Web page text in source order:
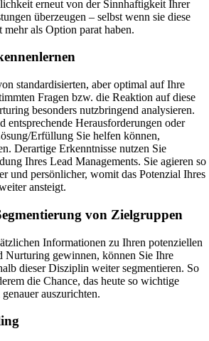
erneut von der Sinnhaftigkeit Ihrer
überzeugen – selbst wenn sie diese
als Option parat haben.
standardisierten, aber optimal auf Ihre
Fragen bzw. die Reaktion auf diese
besonders nutzbringend analysieren.
entsprechende Herausforderungen oder
Erfüllung Sie helfen können,
Derartige Erkenntnisse nutzen Sie
Ihres Lead Managements. Sie agieren so
und persönlicher, womit das Potenzial Ihres
ansteigt.
von Zielgruppen
Informationen zu Ihren potenziellen
Nurturing gewinnen, können Sie Ihre
dieser Disziplin weiter segmentieren. So
die Chance, das heute so wichtige
auszurichten.